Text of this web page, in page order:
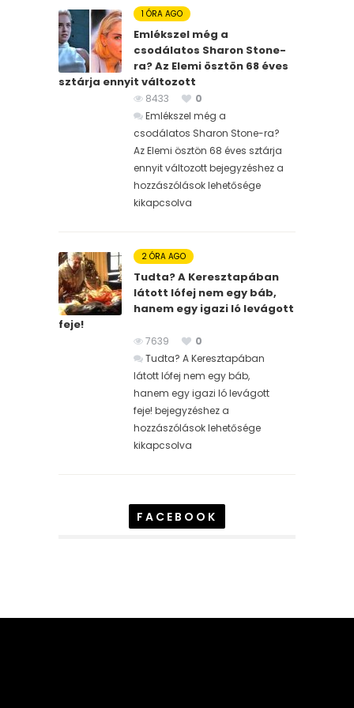
1 ÓRA AGO
Emlékszel még a
csodálatos Sharon Stone-
ra? Az Elemi ösztön 68 éves
sztárja ennyit változott
8433
0
Emlékszel még a
csodálatos Sharon Stone-ra?
Az Elemi ösztön 68 éves sztárja
ennyit változott bejegyzéshez a
hozzászólások lehetősége
kikapcsolva
2 ÓRA AGO
Tudta? A Keresztapában
látott lófej nem egy báb,
hanem egy igazi ló levágott
feje!
7639
0
Tudta? A Keresztapában
látott lófej nem egy báb,
hanem egy igazi ló levágott
feje! bejegyzéshez a
hozzászólások lehetősége
kikapcsolva
FACEBOOK